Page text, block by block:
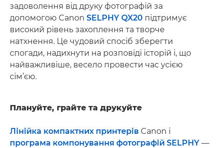
задоволення від друку фотографій за
допомогою Canon SELPHY QX20 підтримує
високий рівень захоплення та творче
натхнення. Це чудовий спосіб зберегти
спогади, надихнути на розповіді історій і, що
найважливіше, весело провести час усією
сім’єю.
Плануйте, грайте та друкуйте
Лінійка компактних принтерів Canon і
програма компонування фотографій SELPHY —